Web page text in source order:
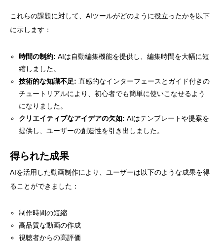
これらの課題に対して、AIツールがどのように役立ったかを以下
に示します：
時間の制約: AIは自動編集機能を提供し、編集時間を大幅に短
縮しました。
技術的な知識不足: 直感的なインターフェースとガイド付きの
チュートリアルにより、初心者でも簡単に使いこなせるよう
になりました。
クリエイティブなアイデアの欠如: AIはテンプレートや提案を
提供し、ユーザーの創造性を引き出しました。
得られた成果
AIを活用した動画制作により、ユーザーは以下のような成果を得
ることができました：
制作時間の短縮
高品質な動画の作成
視聴者からの高評価